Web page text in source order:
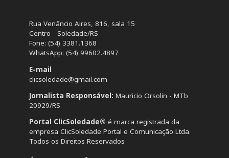
Rua Venâncio Aires, 816, sala 15
Centro - Soledade/RS
Fone: (54) 3381.1368
WhatsApp: (54) 99602.4897
E-mail
clicsoledade@gmail.com
Jornalista Responsável: Mauricio Orsolin - MTb
20929/RS
Portal ClicSoledade® é marca registrada da
empresa ClicSoledade Portal e Comunicação Ltda.
Todos os Direitos Reservados